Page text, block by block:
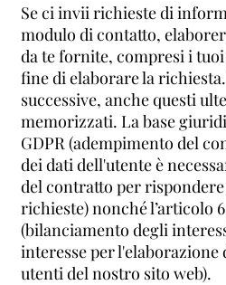
Se ci invii richieste di
modulo di contatto,
da te fornite, compresi i
fine di elaborare la
successive, anche questi
memorizzati. La base
GDPR (adempimento del
dei dati dell'utente è
del contratto per
richieste) nonché l’articolo
(bilanciamento degli
interesse per
utenti del nostro sito web).